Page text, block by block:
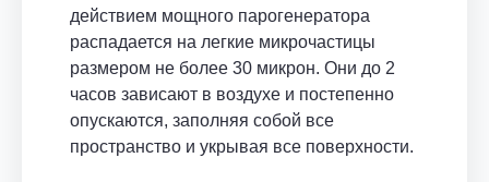
действием мощного парогенератора
распадается на легкие микрочастицы
размером не более 30 микрон. Они до 2
часов зависают в воздухе и постепенно
опускаются, заполняя собой все
пространство и укрывая все поверхности.